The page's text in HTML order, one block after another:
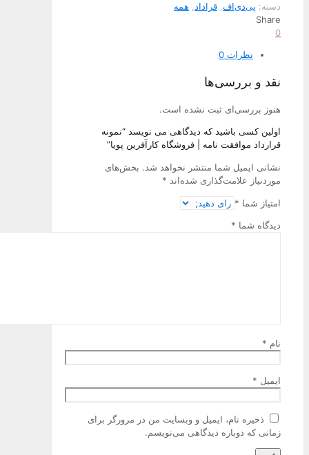
دسته:پی‌دی‌اف, قراداد,همه
Share
نظرات0
نقد و بررسی‌ها
هنوز بررسی‌ای ثبت نشده است.
اولین کسی باشید که دیدگاهی می نویسد “نمونه
قرارداد موافقت نامه | فروشگاه کارآفرین پویا”
نشانی ایمیل شما منتشر نخواهد شد. بخش‌های
موردنیاز علامت‌گذاری شده‌اند*
امتیاز شما*
دیدگاه شما*
نام*
ایمیل *
ذخیره نام، ایمیل و وبسایت من در مرورگر برای
زمانی که دوباره دیدگاهی می‌نویسم.